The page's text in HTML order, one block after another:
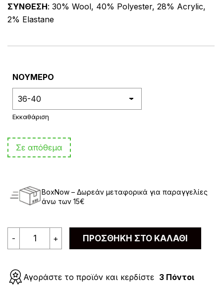
€3.00.
ΣΥΝΘΕΣΗ: 30% Wool, 40% Polyester, 28% Acrylic,
2% Elastane
ΝΟΥΜΕΡΟ
Εκκαθάριση
Σε απόθεμα
BoxNow – Δωρεάν μεταφορικά για παραγγελίες
άνω των 15€
-
Κάλτσα
Μάλλινη
BLR
ποσότητα
+ ΠΡΟΣΘΉΚΗ ΣΤΟ ΚΑΛΆΘΙ
Αγοράστε το προϊόν και κερδίστε 3 Πόντοι